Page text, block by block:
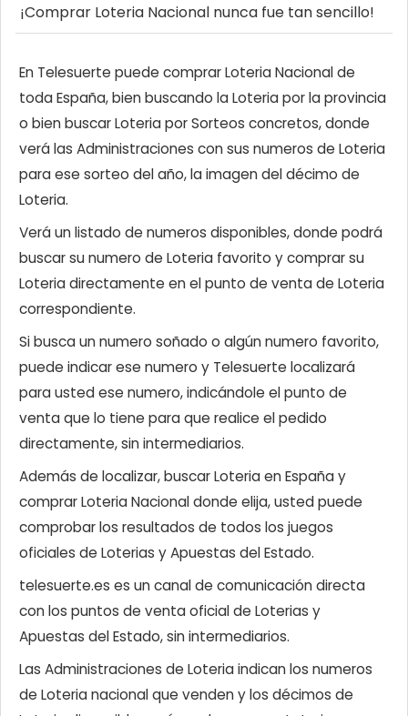
¡Comprar Loteria Nacional nunca fue tan sencillo!
En Telesuerte puede comprar Loteria Nacional de
toda España, bien buscando la Loteria por la provincia
o bien buscar Loteria por Sorteos concretos, donde
verá las Administraciones con sus numeros de Loteria
para ese sorteo del año, la imagen del décimo de
Loteria.
Verá un listado de numeros disponibles, donde podrá
buscar su numero de Loteria favorito y comprar su
Loteria directamente en el punto de venta de Loteria
correspondiente.
Si busca un numero soñado o algún numero favorito,
puede indicar ese numero y Telesuerte localizará
para usted ese numero, indicándole el punto de
venta que lo tiene para que realice el pedido
directamente, sin intermediarios.
Además de localizar, buscar Loteria en España y
comprar Loteria Nacional donde elija, usted puede
comprobar los resultados de todos los juegos
oficiales de Loterias y Apuestas del Estado.
telesuerte.es es un canal de comunicación directa
con los puntos de venta oficial de Loterias y
Apuestas del Estado, sin intermediarios.
Las Administraciones de Loteria indican los numeros
de Loteria nacional que venden y los décimos de